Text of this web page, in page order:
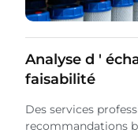
Analyse d '
faisabilité
Des services
recommandations